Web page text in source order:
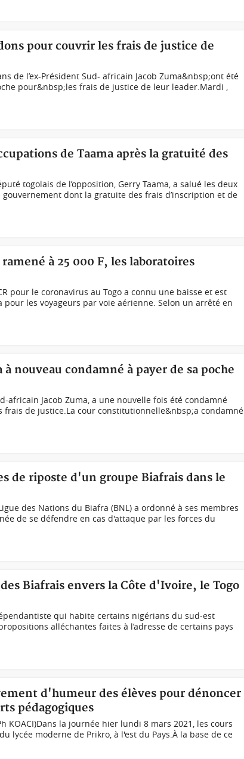
pour couvrir les frais de justice de
de l’ex-Président Sud- africain Jacob Zuma&nbsp;ont été
pour&nbsp;les frais de justice de leur leader.Mardi ,
de Taama après la gratuité des
togolais de l’opposition, Gerry Taama, a salué les deux
dont la gratuite des frais d’inscription et de
à 25 000 F, les laboratoires
pour le coronavirus au Togo a connu une baisse et est
pour les voyageurs par voie aérienne. Selon un arrêté en
nouveau condamné à payer de sa poche
africain Jacob Zuma, a une nouvelle fois été condamné
de justice.La cour constitutionnelle&nbsp;a condamné
de riposte d'un groupe Biafrais dans le
des Nations du Biafra (BNL) a ordonné à ses membres
de se défendre en cas d'attaque par les forces du
Biafrais envers la Côte d'Ivoire, le Togo
qui habite certains nigérians du sud-est
alléchantes faites à l’adresse de certains pays
d'humeur des élèves pour dénoncer
pédagogiques
KOACI)Dans la journée hier lundi 8 mars 2021, les cours
lycée moderne de Prikro, à l'est du Pays.À la base de ce